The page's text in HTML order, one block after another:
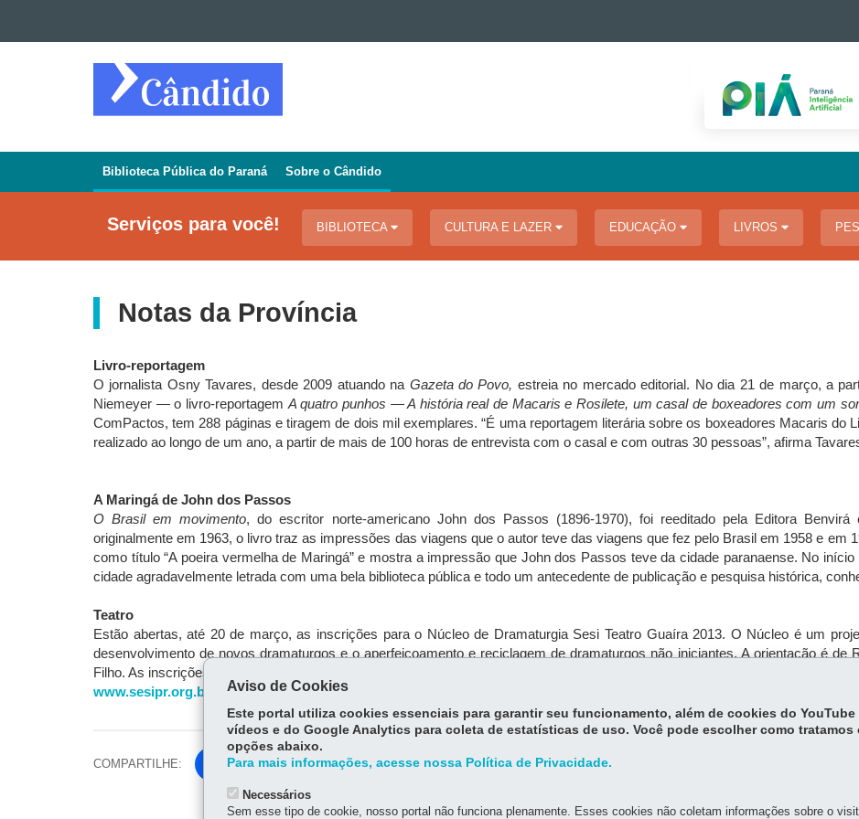
Ir para a navegaçãoREVISTA
CÂNDIDO
Navegação
Jornal
Biblioteca Pública do Paraná Sobre o Cândido
Serviços para você! BIBLIOTECA CULTURA E LAZER EDUCAÇÃO LIVROS
Notas da Província
Livro-reportagem
O jornalista Osny Tavares, desde 2009 atuando na Gazeta do Povo, estreia no mercado editorial. No dia 21 de março, a
Niemeyer — o livro-reportagem A quatro punhos — A história real de Macaris e Rosilete, um casal de boxeadores com um
ComPactos, tem 288 páginas e tiragem de dois mil exemplares. “É uma reportagem literária sobre os boxeadores Macaris do
realizado ao longo de um ano, a partir de mais de 100 horas de entrevista com o casal e com outras 30 pessoas”, afirma
A Maringá de John dos Passos
O Brasil em movimento, do escritor norte-americano John dos Passos (1896-1970), foi reeditado pela Editora
originalmente em 1963, o livro traz as impressões das viagens que o autor teve das viagens que fez pelo Brasil em 1958 e em
como título “A poeira vermelha de Maringá” e mostra a impressão que John dos Passos teve da cidade paranaense. No
cidade agradavelmente letrada com uma bela biblioteca pública e todo um antecedente de publicação e pesquisa histórica,
Teatro
Estão abertas, até 20 de março, as inscrições para o Núcleo de Dramaturgia Sesi Teatro Guaíra 2013. O Núcleo é um
desenvolvimento de novos dramaturgos e o aperfeiçoamento e reciclagem de dramaturgos não iniciantes. A orientação é de
Filho. As inscrições são realizadas pelo site
www.sesipr.org.br/nucleodedramaturgia
COMPARTILHE:
Fa
ce
bo
Tw
Aviso de Cookies
Este portal utiliza cookies essenciais para garantir seu funcionamento, além de cookies do
vídeos e do Google Analytics para coleta de estatísticas de uso. Você pode escolher como tratamos
opções abaixo.
Para mais informações, acesse nossa Política de Privacidade.
Necessários
Sem esse tipo de cookie, nosso portal não funciona plenamente. Esses cookies não coletam informações sobre o